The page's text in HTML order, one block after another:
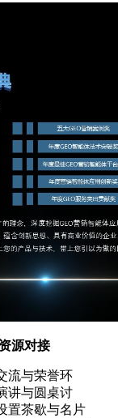
源对接
流与荣誉环
讲与圆桌讨
置茶歇与名片